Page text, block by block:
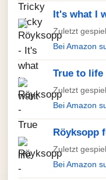
It's what I
Zuletzt
Bei Amazon
True to life
Zuletzt
Bei Amazon
Röyksopp
Zuletzt
Bei Amazon